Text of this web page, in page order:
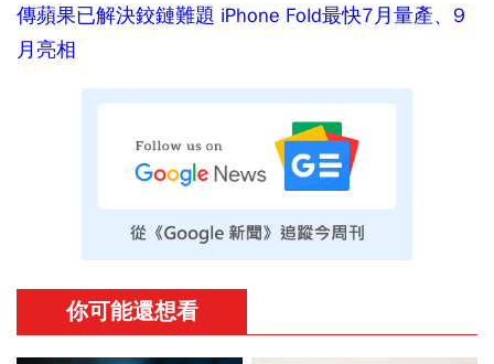
傳蘋果已解決鉸鏈難題 iPhone Fold最快7月量產、9
月亮相